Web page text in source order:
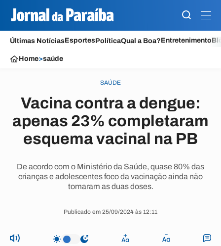
Últimas NotíciasEsportesPolíticaQual a Boa?Entretenimento
Home>saúde
SAÚDE
Vacina contra a dengue:
apenas 23% completaram
esquema vacinal na PB
De acordo com o Ministério da Saúde, quase 80% das
crianças e adolescentes foco da vacinação ainda não
tomaram as duas doses.
Publicado em 25/09/2024 às 12:11